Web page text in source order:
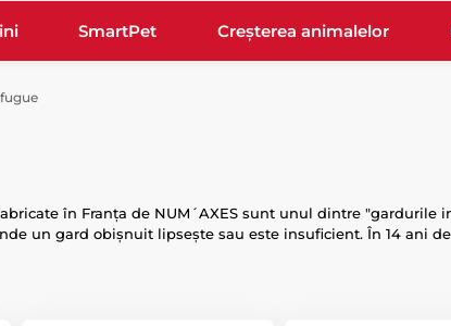
SmartPet Creșterea animalelor
în Franța de NUM´AXES sunt unul dintre
un gard obișnuit lipsește sau este insuficient. În 14 ani